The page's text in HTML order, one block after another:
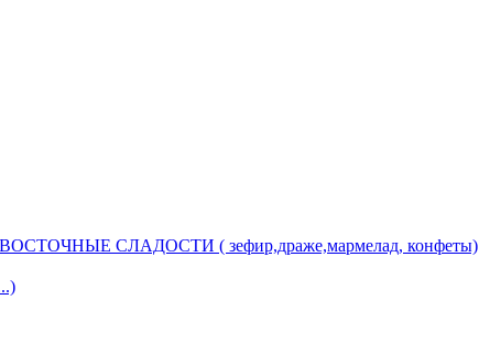
ВОСТОЧНЫЕ СЛАДОСТИ ( зефир,драже,мармелад, конфеты)